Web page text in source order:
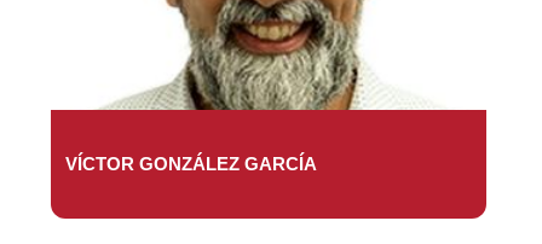
VÍCTOR GONZÁLEZ GARCÍA